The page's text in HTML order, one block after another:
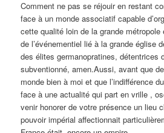
Comment ne pas se réjouir en restant
face à un monde associatif capable
cette qualité loin de la grande
de l’événementiel lié à la grande église
des élites germanopratines, détentrices
subventionné, amen.Aussi, avant que
monde bien à moi et que l’indifférence
face à une actualité qui part en vrille ,
venir honorer de votre présence un lieu
pouvoir impérial affectionnait